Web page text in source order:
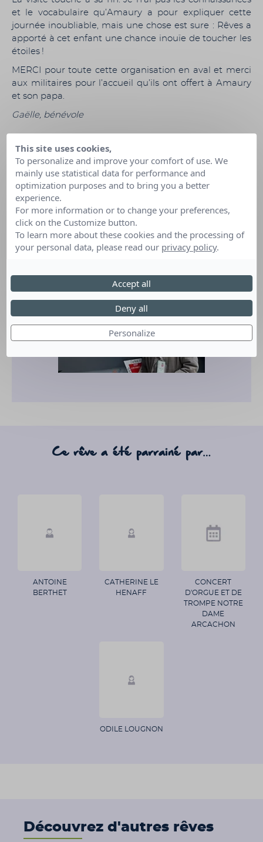
et le vocabulaire qu’Amaury a pour expliquer cette
journée inoubliable, mais une chose est sure : Rêves a
apporté à cet enfant une chance inouïe de toucher les
étoiles !
MERCI pour toute cette organisation en aval et merci
aux militaires pour l’accueil qu’ils ont offert à Amaury
et son papa.
Gaëlle, bénévole
Ce rêve a été parrainé par…
ANTOINE
BERTHET
CATHERINE LE
HENAFF
CONCERT
D'ORGUE ET DE
TROMPE NOTRE
DAME
ARCACHON
ODILE LOUGNON
Découvrez d'autres rêves
This site uses cookies,
To personalize and improve your comfort of use. We
mainly use statistical data for performance and
optimization purposes and to bring you a better
experience.
For more information or to change your preferences,
click on the Customize button.
To learn more about these cookies and the processing of
your personal data, please read our privacy policy.
Personalize
Deny all
Accept all